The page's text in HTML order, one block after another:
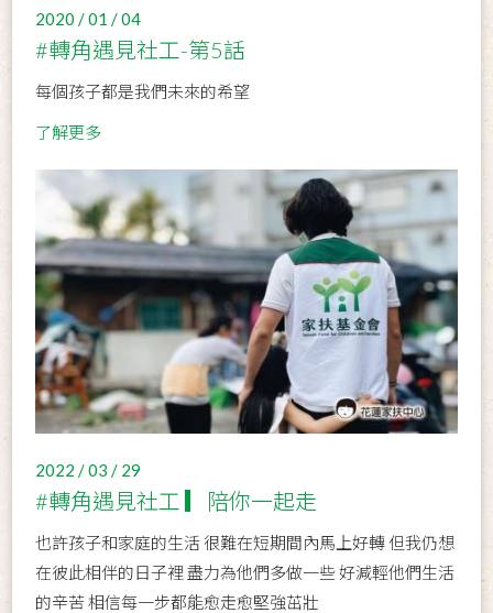
2020 / 01 / 04
#轉角遇見社工-第5話
每個孩子都是我們未來的希望
了解更多
2022 / 03 / 29
#轉角遇見社工 ▎陪你一起走
也許孩子和家庭的生活 很難在短期間內馬上好轉 但我仍想
在彼此相伴的日子裡 盡力為他們多做一些 好減輕他們生活
的辛苦 相信每一步都能愈走愈堅強茁壯